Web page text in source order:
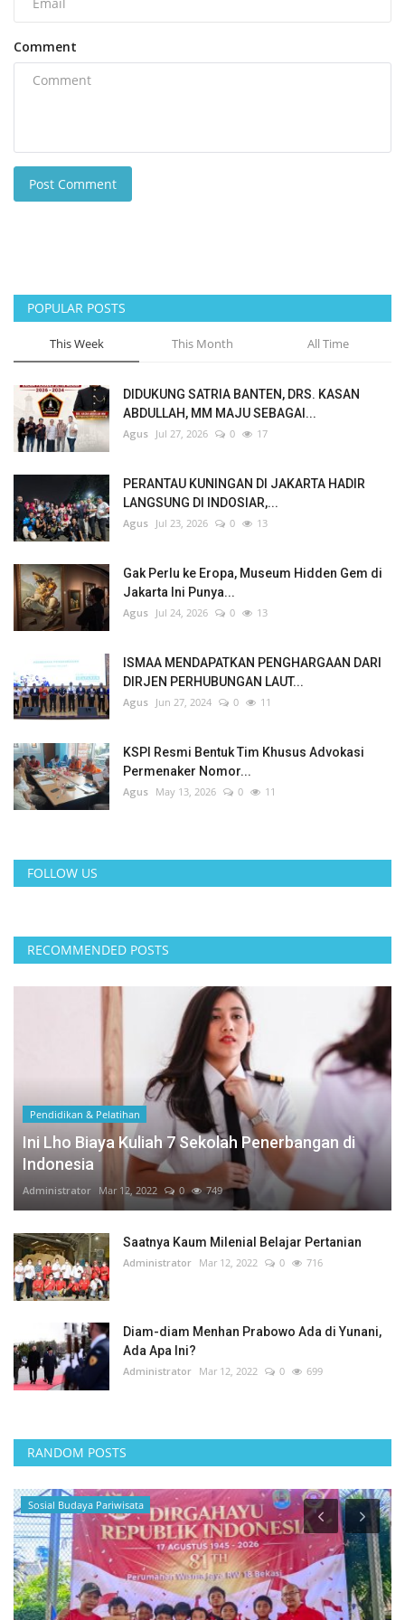
Comment
Post Comment
POPULAR POSTS
This Week This Month All Time
DIDUKUNG SATRIA BANTEN, DRS. KASAN
ABDULLAH, MM MAJU SEBAGAI...
Agus Jul 27, 2026 0 17
PERANTAU KUNINGAN DI JAKARTA HADIR
LANGSUNG DI INDOSIAR,...
Agus Jul 23, 2026 0 13
Gak Perlu ke Eropa, Museum Hidden Gem di
Jakarta Ini Punya...
Agus Jul 24, 2026 0 13
ISMAA MENDAPATKAN PENGHARGAAN DARI
DIRJEN PERHUBUNGAN LAUT...
Agus Jun 27, 2024 0 11
KSPI Resmi Bentuk Tim Khusus Advokasi
Permenaker Nomor...
Agus May 13, 2026 0 11
FOLLOW US
RECOMMENDED POSTS
Pendidikan & Pelatihan
Ini Lho Biaya Kuliah 7 Sekolah Penerbangan di
Indonesia
Administrator Mar 12, 2022 0 749
Saatnya Kaum Milenial Belajar Pertanian
Administrator Mar 12, 2022 0 716
Diam-diam Menhan Prabowo Ada di Yunani,
Ada Apa Ini?
Administrator Mar 12, 2022 0 699
RANDOM POSTS
Maritim